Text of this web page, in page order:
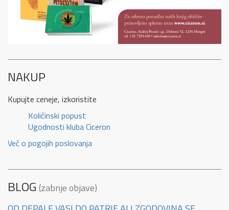
NAKUP
Kupujte ceneje, izkoristite
Količinski popust
Ugodnosti kluba Ciceron
Več o pogojih poslovanja
BLOG (zabnje objave)